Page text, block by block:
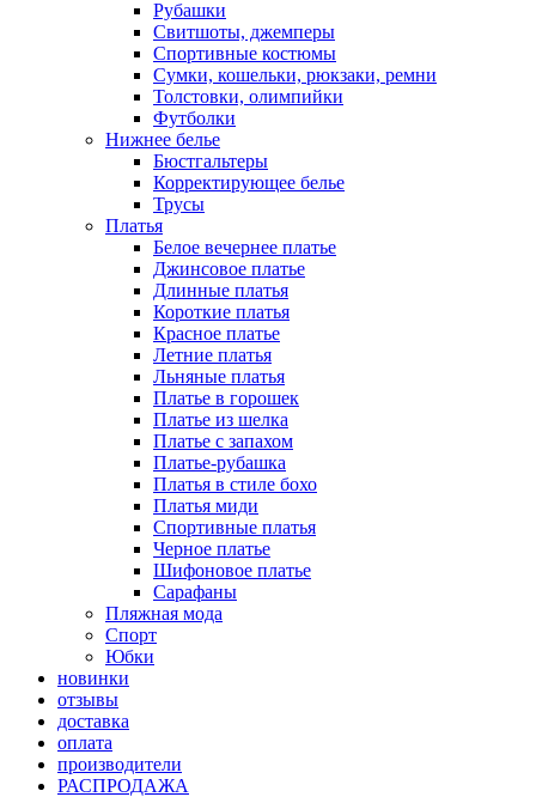
Рубашки
Свитшоты, джемперы
Спортивные костюмы
Сумки, кошельки, рюкзаки, ремни
Толстовки, олимпийки
Футболки
Нижнее белье
Бюстгальтеры
Корректирующее белье
Трусы
Платья
Белое вечернее платье
Джинсовое платье
Длинные платья
Короткие платья
Красное платье
Летние платья
Льняные платья
Платье в горошек
Платье из шелка
Платье с запахом
Платье-рубашка
Платья в стиле бохо
Платья миди
Спортивные платья
Черное платье
Шифоновое платье
Сарафаны
Пляжная мода
Спорт
Юбки
новинки
отзывы
доставка
оплата
производители
РАСПРОДАЖА